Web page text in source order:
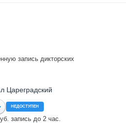
запись дикторских
Цареградский
НЕДОСТУПЕН
запись до 2 час.